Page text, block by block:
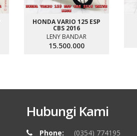
HONDA VARIO 125 ESP
CBS 2016
LENY BANDAR
15.500.000
Hubungi Kami
Phone: (0354) 774195